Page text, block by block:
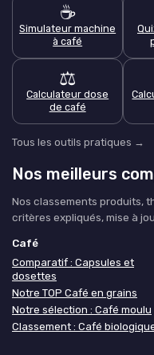
☕
Simulateur machine
à café
⚖️
Calculateur dose
de café
Tous les outils pratiques →
Nos meilleurs
Nos classements produits,
critères expliqués, mise à
Café
Comparatif : Capsules et
dosettes
Notre TOP Café en grains
Notre sélection : Café moulu
Classement : Café